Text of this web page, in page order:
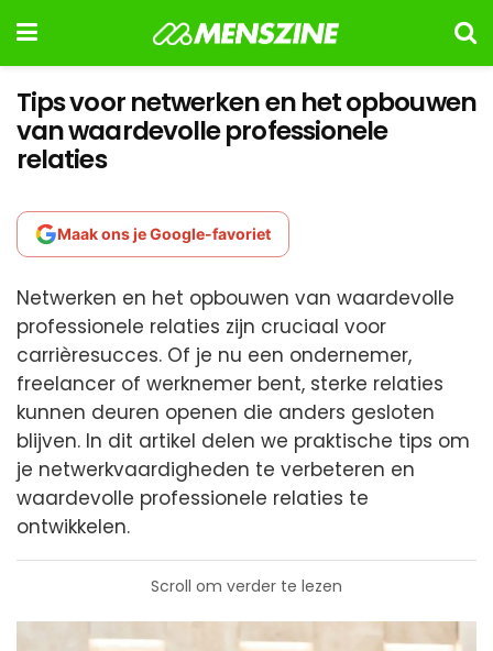
Tips voor netwerken en het opbouwen
van waardevolle professionele
relaties
Maak ons je Google-favoriet
Netwerken en het opbouwen van waardevolle
professionele relaties zijn cruciaal voor
carrièresucces. Of je nu een ondernemer,
freelancer of werknemer bent, sterke relaties
kunnen deuren openen die anders gesloten
blijven. In dit artikel delen we praktische tips om
je netwerkvaardigheden te verbeteren en
waardevolle professionele relaties te
ontwikkelen.
Scroll om verder te lezen